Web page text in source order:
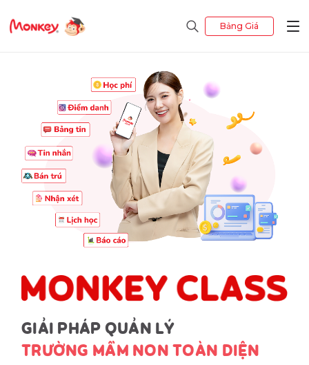
Bảng Giá
GIẢI PHÁP QUẢN LÝ
TRƯỜNG MẦM NON TOÀN DIỆN